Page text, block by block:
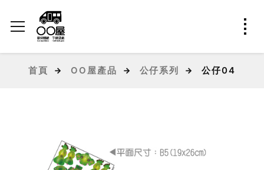
首頁 OO屋產品 公仔系列 公仔04